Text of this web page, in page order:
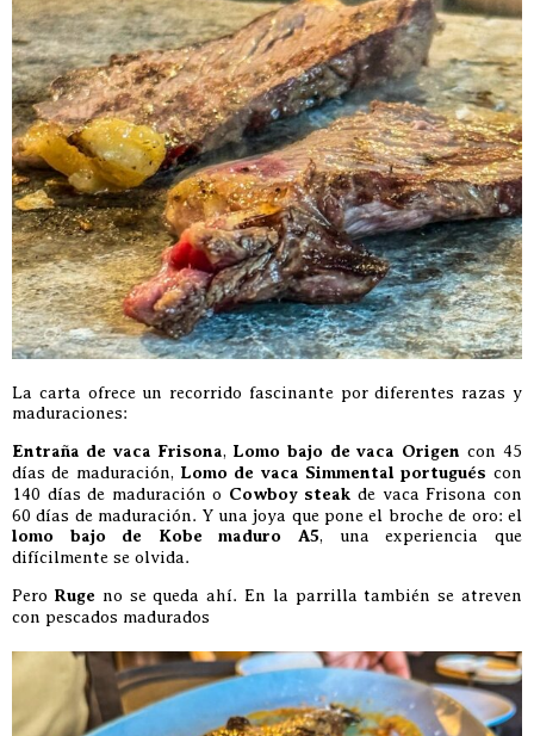
La carta ofrece un recorrido fascinante por diferentes razas y
maduraciones:
Entraña de vaca Frisona, Lomo bajo de vaca Origen con 45
días de maduración, Lomo de vaca Simmental portugués con
140 días de maduración o Cowboy steak de vaca Frisona con
60 días de maduración. Y una joya que pone el broche de oro: el
lomo bajo de Kobe maduro A5, una experiencia que
difícilmente se olvida.
Pero Ruge no se queda ahí. En la parrilla también se atreven
con pescados madurados